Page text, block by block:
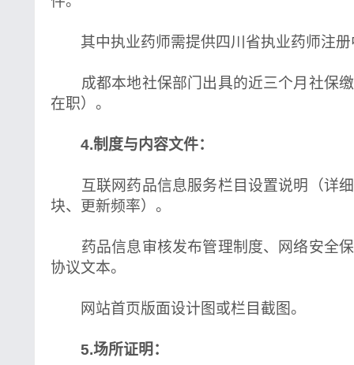
其中执业药师需提供四川省执业药师注册
成都本地社保部门出具的近三个月社保缴
在职）。
4.制度与内容文件：
互联网药品信息服务栏目设置说明（详细
块、更新频率）。
药品信息审核发布管理制度、网络安全保
协议文本。
网站首页版面设计图或栏目截图。
5.场所证明：